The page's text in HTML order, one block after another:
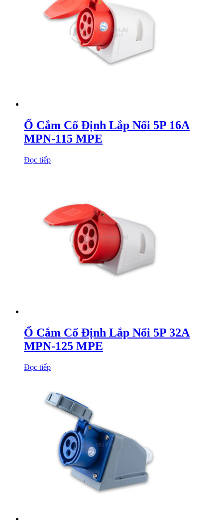
Ổ Cắm Cố Định Lắp Nổi 5P 16A
MPN-115 MPE
Đọc tiếp
Ổ Cắm Cố Định Lắp Nổi 5P 32A
MPN-125 MPE
Đọc tiếp